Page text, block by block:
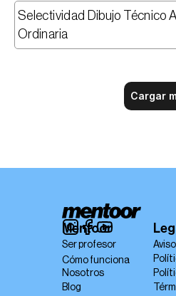
Selectividad Dibujo Técnico
Ordinaria
Cargar
Mentoor
Ser profesor
Cómo funciona
Nosotros
Blog